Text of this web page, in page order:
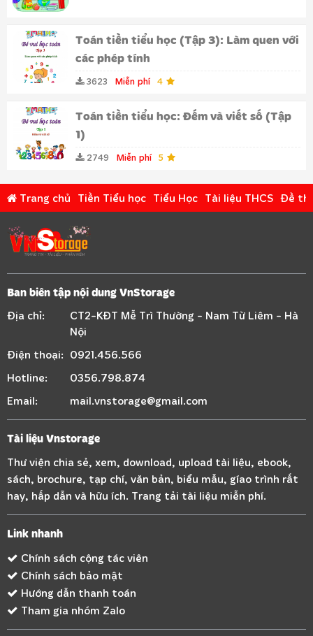
Toán tiền tiểu học (Tập 3): Làm quen với
các phép tính
3623 Miễn phí 4
Toán tiền tiểu học: Đếm và viết số (Tập
1)
2749 Miễn phí 5
Trang chủ Tiền Tiểu học Tiểu Học Tài liệu THCS Đề thi
Ban biên tập nội dung VnStorage
Địa chỉ:
CT2-KĐT Mễ Trì Thường - Nam Từ Liêm - Hà
Nội
Điện thoại: 0921.456.566
Hotline:
0356.798.874
Email:
mail.vnstorage@gmail.com
Tài liệu Vnstorage
Thư viện chia sẻ, xem, download, upload tài liệu, ebook,
sách, brochure, tạp chí, văn bản, biểu mẫu, gíao trình rất
hay, hấp dẫn và hữu ích. Trang tải tài liệu miễn phí.
Link nhanh
Chính sách cộng tác viên
Chính sách bảo mật
Hướng dẫn thanh toán
Tham gia nhóm Zalo